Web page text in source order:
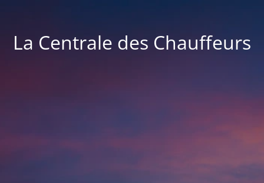
La Centrale des Chauffeurs